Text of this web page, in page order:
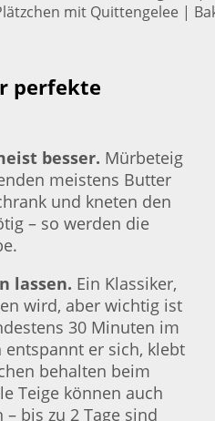
mit Quittengelee |
perfekte
besser. Mürbeteig
meistens Butter
und kneten den
– so werden die
lassen. Ein Klassiker,
wird, aber wichtig ist
30 Minuten im
er sich, klebt
behalten beim
Teige können auch
bis zu 2 Tage sind